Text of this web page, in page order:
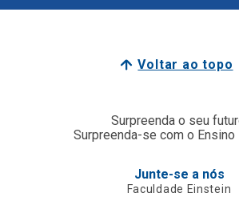
Voltar ao topo
Surpreenda o seu
Surpreenda-se com o Ensino
Junte-se a nós
Faculdade Einstein